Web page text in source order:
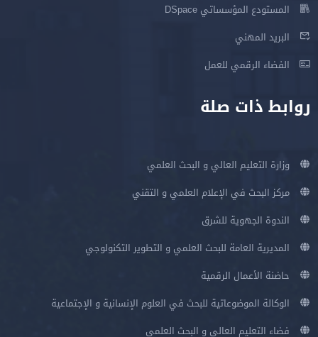
المستودع المؤسساتي DSpace
البريد المهني
الفضاء الرقمي للعمل
روابط ذات صلة
وزارة التعليم العالي و البحث العلمي
مركز البحث في الإعلام العلمي و التقني
الندوة الجهوية للشرق
المديرية العامة للبحث العلمي و التطوير التكنولوجي
حاضنة الأعمال الرقمية
الوكالة الموضوعاتية للبحث في العلوم الإنسانية و الإجتماعية
فضاء التعليم العالي و البحث العلمي